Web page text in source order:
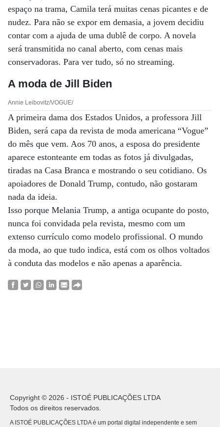
espaço na trama, Camila terá muitas cenas picantes e de
nudez. Para não se expor em demasia, a jovem decidiu
contar com a ajuda de uma dublê de corpo. A novela
será transmitida no canal aberto, com cenas mais
conservadoras. Para ver tudo, só no streaming.
A moda de Jill Biden
Annie Leibovitz/VOGUE/
A primeira dama dos Estados Unidos, a professora Jill
Biden, será capa da revista de moda americana “Vogue”
do mês que vem. Aos 70 anos, a esposa do presidente
aparece estonteante em todas as fotos já divulgadas,
tiradas na Casa Branca e mostrando o seu cotidiano. Os
apoiadores de Donald Trump, contudo, não gostaram
nada da ideia.
Isso porque Melania Trump, a antiga ocupante do posto,
nunca foi convidada pela revista, mesmo com um
extenso currículo como modelo profissional. O mundo
da moda, ao que tudo indica, está com os olhos voltados
à conduta das modelos e não apenas a aparência.
Copyright © 2026 - ISTOÉ PUBLICAÇÕES LTDA
Todos os direitos reservados.
A ISTOÉ PUBLICAÇÕES LTDA é um portal digital independente e sem